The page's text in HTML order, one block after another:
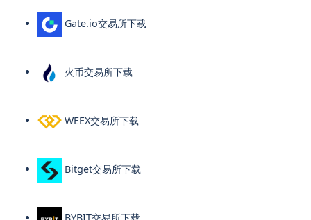
Gate.io交易所下载
火币交易所下载
WEEX交易所下载
Bitget交易所下载